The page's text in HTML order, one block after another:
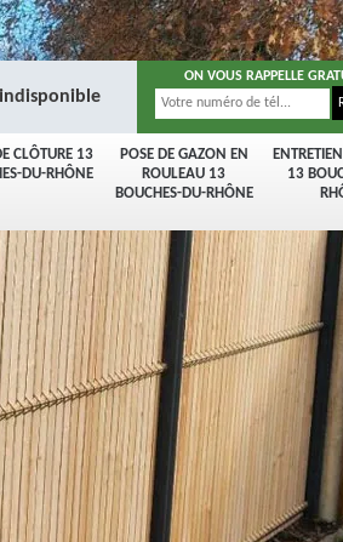
CLÔTURE 13
DU-RHÔNE
POSE DE GAZON EN
ROULEAU 13
BOUCHES-DU-RHÔNE
13
indisponible
ON VOUS RAPPELLE